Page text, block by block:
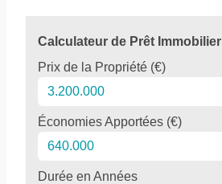
Calculateur de Prêt Immobilier
Prix de la Propriété (€)
Économies Apportées (€)
Durée en Années